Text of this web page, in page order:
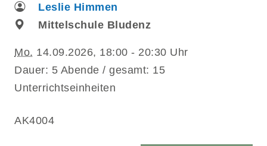
Leslie Himmen
Mittelschule Bludenz
Mo. 14.09.2026, 18:00 - 20:30 Uhr
Dauer: 5 Abende / gesamt: 15
Unterrichtseinheiten
AK4004